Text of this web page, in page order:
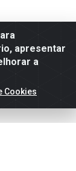
apresentar
a
Cookies